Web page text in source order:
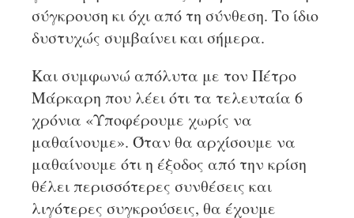
σύγκρουση κι όχι από τη σύνθεση. Το ίδιο
δυστυχώς συμβαίνει και σήμερα.
Και συμφωνώ απόλυτα με τον Πέτρο
Μάρκαρη που λέει ότι τα τελευταία 6
χρόνια «Υποφέρουμε χωρίς να
μαθαίνουμε». Όταν θα αρχίσουμε να
μαθαίνουμε ότι η έξοδος από την κρίση
θέλει περισσότερες συνθέσεις και
λιγότερες συγκρούσεις, θα έχουμε